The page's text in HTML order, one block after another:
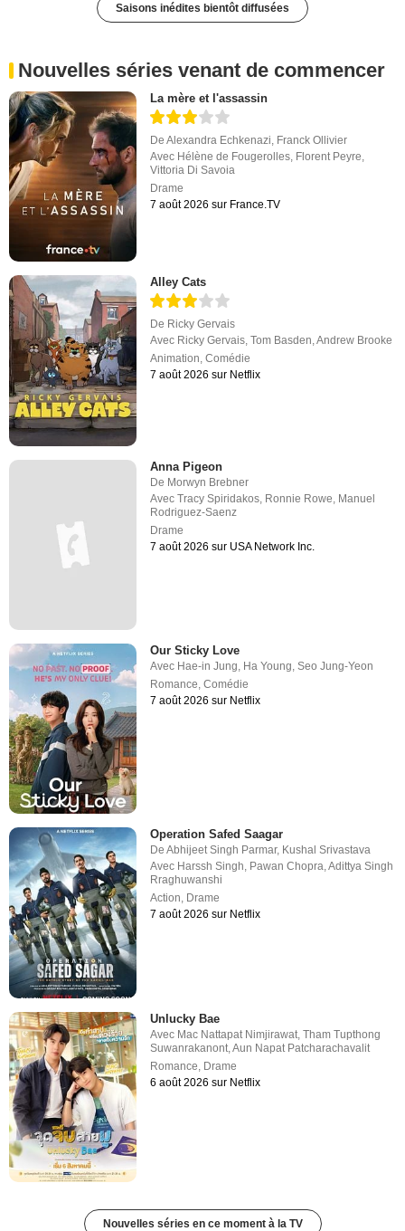
Saisons inédites bientôt diffusées
Nouvelles séries venant de commencer
La mère et l'assassin
DeAlexandra Echkenazi, Franck Ollivier
Avec Hélène de Fougerolles, Florent Peyre,
Vittoria Di Savoia
Drame
7 août 2026 sur France.TV
Alley Cats
De Ricky Gervais
Avec Ricky Gervais,Tom Basden,Andrew Brooke
Animation,Comédie
7 août 2026 sur Netflix
Anna Pigeon
De Morwyn Brebner
AvecTracy Spiridakos Ronnie Rowe Manuel
Rodriguez-Saenz
Drame
7 août 2026 sur USA Network Inc.
Our Sticky Love
Avec Hae-in Jung, Ha Young,Seo Jung-Yeon
Romance,Comédie
7 août 2026 sur Netflix
Operation Safed Saagar
DeAbhijeet Singh Parmar, Kushal Srivastava
Avec Harssh Singh, Pawan Chopra,Adittya Singh
Rraghuwanshi
Action, Drame
7 août 2026 sur Netflix
Unlucky Bae
Avec Mac Nattapat Nimjirawat ,Tham Tupthong
Suwanrakanont ,Aun Napat Patcharachavalit
Romance Drame
6 août 2026 sur Netflix
Nouvelles séries en ce moment à la TV